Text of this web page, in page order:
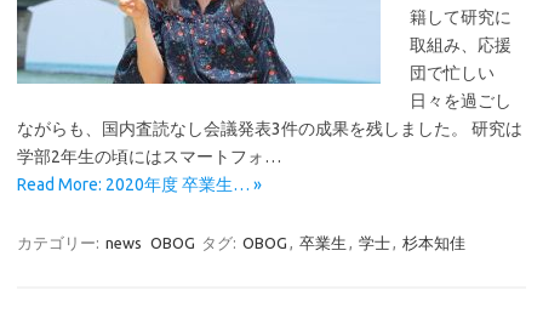
籍して研究に
取組み、応援
団で忙しい
日々を過ごし
ながらも、国内査読なし会議発表3件の成果を残しました。 研究は
学部2年生の頃にはスマートフォ…
Read More: 2020年度 卒業生… »
カテゴリー: news OBOG タグ: OBOG , 卒業生 , 学士, 杉本知佳